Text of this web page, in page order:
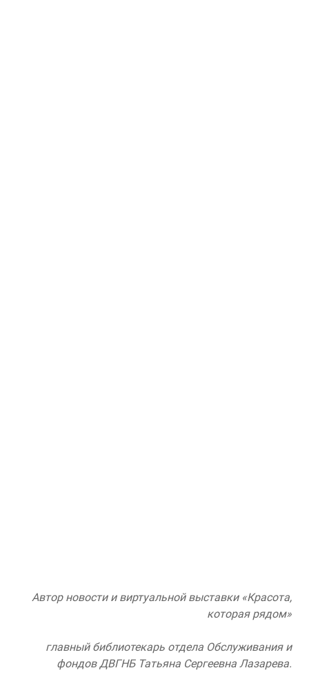
Автор новости и виртуальной выставки «Красота,
которая рядом»
главный библиотекарь отдела Обслуживания и
фондов ДВГНБ Татьяна Сергеевна Лазарева.